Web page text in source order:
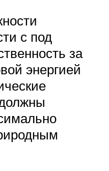
с под
за
энергией